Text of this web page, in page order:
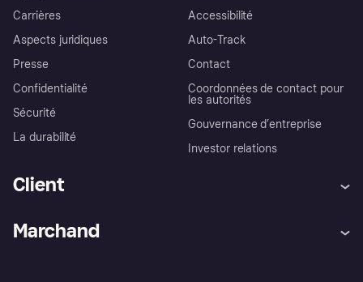
Carrières
Aspects juridiques
Presse
Confidentialité
Sécurité
La durabilité
Accessibilité
Auto-Track
Contact
Coordonnées de contact pour
les autorités
Gouvernance d’entreprise
Investor relations
Client
Marchand